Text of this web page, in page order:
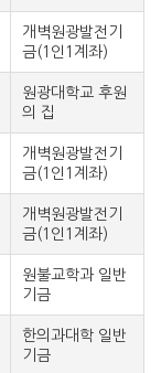
개벽원광발전기
금(1인1계좌)
원광대학교 후원
의 집
개벽원광발전기
금(1인1계좌)
개벽원광발전기
금(1인1계좌)
원불교학과 일반
기금
한의과대학 일반
기금